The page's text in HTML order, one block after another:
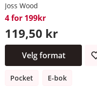
Joss Wood
4 for 199kr
119,50 kr
Velg format
Pocket E-bok